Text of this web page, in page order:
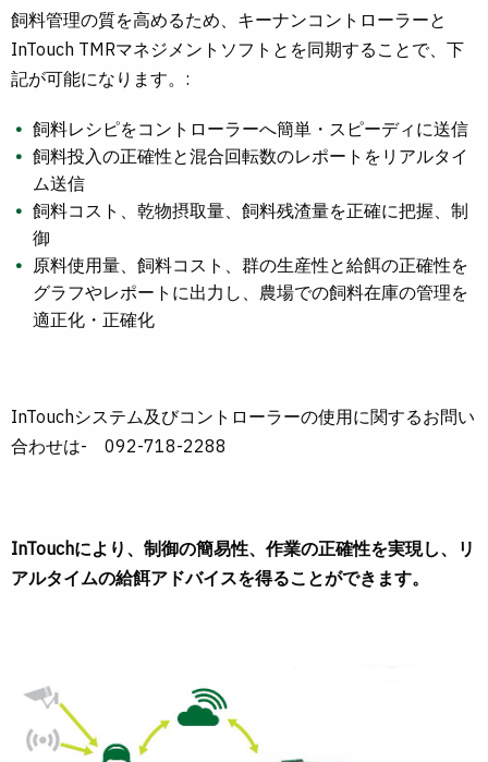
飼料管理の質を高めるため、キーナンコントローラーと
InTouch TMRマネジメントソフトとを同期することで、下
記が可能になります。:
飼料レシピをコントローラーへ簡単・スピーディに送信
飼料投入の正確性と混合回転数のレポートをリアルタイ
ム送信
飼料コスト、乾物摂取量、飼料残渣量を正確に把握、制
御
原料使用量、飼料コスト、群の生産性と給餌の正確性を
グラフやレポートに出力し、農場での飼料在庫の管理を
適正化・正確化
InTouchシステム及びコントローラーの使用に関するお問い
合わせは- 092-718-2288
InTouchにより、制御の簡易性、作業の正確性を実現し、リ
アルタイムの給餌アドバイスを得ることができます。